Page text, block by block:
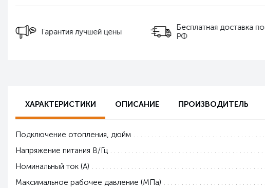
Гарантия лучшей цены
Бесплатная доставка по
РФ
ХАРАКТЕРИСТИКИ ОПИСАНИЕ ПРОИЗВОДИТЕЛЬ
Подключение отопления, дюйм
Напряжение питания В/Гц
Номинальный ток (А)
Максимальное рабочее давление (МПа)